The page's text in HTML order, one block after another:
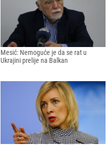
Mesić: Nemoguće je da se rat u
Ukrajini prelije na Balkan